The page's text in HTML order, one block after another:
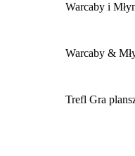
Warcaby i
Warcaby &
Trefl Gra